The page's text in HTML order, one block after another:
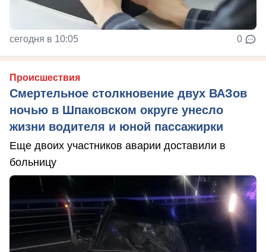
сегодня в 10:05 0
Происшествия
Смертельное столкновение двух ВАЗов
ночью в Шпаковском округе унесло
жизни водителя и юной пассажирки
Еще двоих участников аварии доставили в
больницу